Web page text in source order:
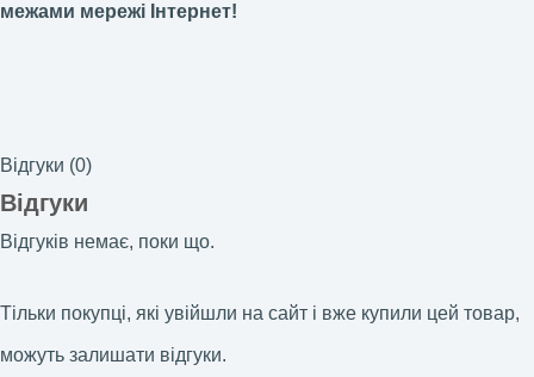
межами мережі Інтернет!
Відгуки (0)
Відгуки
Відгуків немає, поки що.
Тільки покупці, які увійшли на сайт і вже купили цей товар,
можуть залишати відгуки.